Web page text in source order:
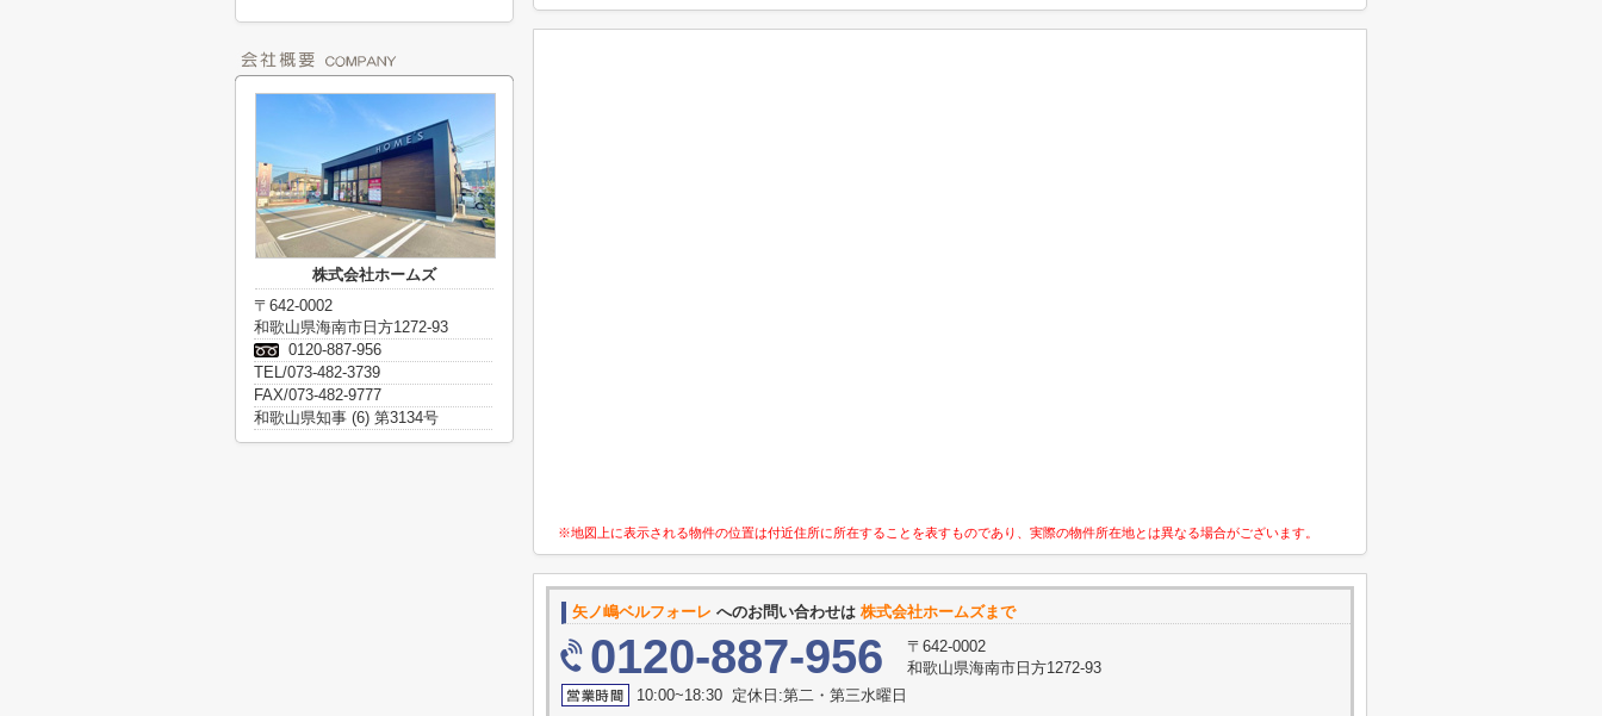
※地図上に表示される物件の位置は付近住所に所在することを表すものであり、実際の物件所在地とは異なる場合がございます。
矢ノ嶋ベルフォーレ へのお問い合わせは 株式会社ホームズまで
0120-887-956
〒642-0002
和歌山県海南市日方1272-93
10:00~18:30 定休日:第二・第三水曜日
株式会社ホームズ
〒642-0002
和歌山県海南市日方1272-93
0120-887-956
TEL/073-482-3739
FAX/073-482-9777
和歌山県知事 (6) 第3134号